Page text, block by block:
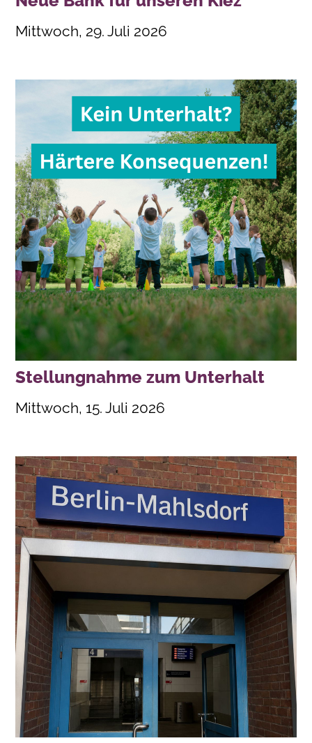
Mittwoch, 29. Juli 2026
Stellungnahme zum Unterhalt
Mittwoch, 15. Juli 2026